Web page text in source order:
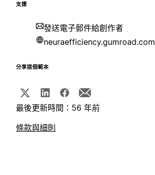
支援
發送電子郵件給創作者
neuraefficiency.gumroad.com
分享這個範本
最後更新時間：56 年前
條款與細則